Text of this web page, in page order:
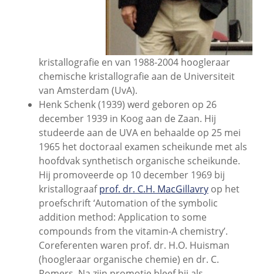
kristallografie en van 1988-2004 hoogleraar
chemische kristallografie aan de Universiteit
van Amsterdam (UvA).
Henk Schenk (1939) werd geboren op 26
december 1939 in Koog aan de Zaan. Hij
studeerde aan de UVA en behaalde op 25 mei
1965 het doctoraal examen scheikunde met als
hoofdvak synthetisch organische scheikunde.
Hij promoveerde op 10 december 1969 bij
kristallograafprof. dr. C.H. MacGillavryop het
proefschrift ‘Automation of the symbolic
addition method: Application to some
compounds from the vitamin-A chemistry’.
Coreferenten waren prof. dr. H.O. Huisman
(hoogleraar organische chemie) en dr. C.